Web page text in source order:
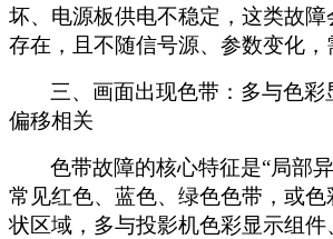
坏、电源板供电不稳定，这类故障
存在，且不随信号源、参数变化，
三、画面出现色带：多与色彩
偏移相关
色带故障的核心特征是“局部
常见红色、蓝色、绿色色带，或色
状区域，多与投影机色彩显示组件